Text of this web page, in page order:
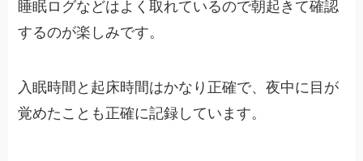
睡眠ログなどはよく取れているので朝起きて確認
するのが楽しみです。
入眠時間と起床時間はかなり正確で、夜中に目が
覚めたことも正確に記録しています。